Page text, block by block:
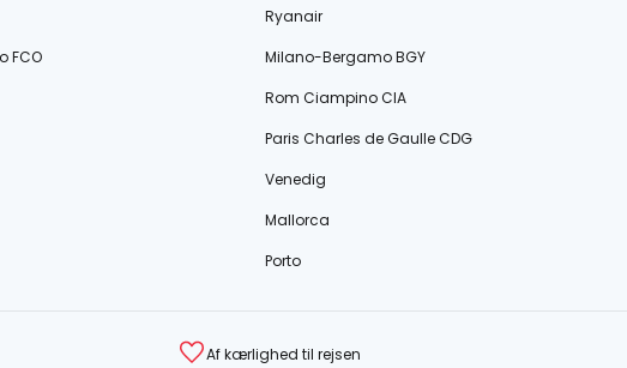
Ryanair
FCO
Milano-Bergamo BGY
Rom Ciampino CIA
Paris Charles de Gaulle CDG
Venedig
Mallorca
Porto
Af kærlighed til rejsen